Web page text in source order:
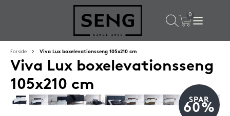
Populære valg til dig
Forside Viva Lux boxelevationsseng 105x210 cm
Viva Lux boxelevationsseng
105x210 cm
SPAR
60%